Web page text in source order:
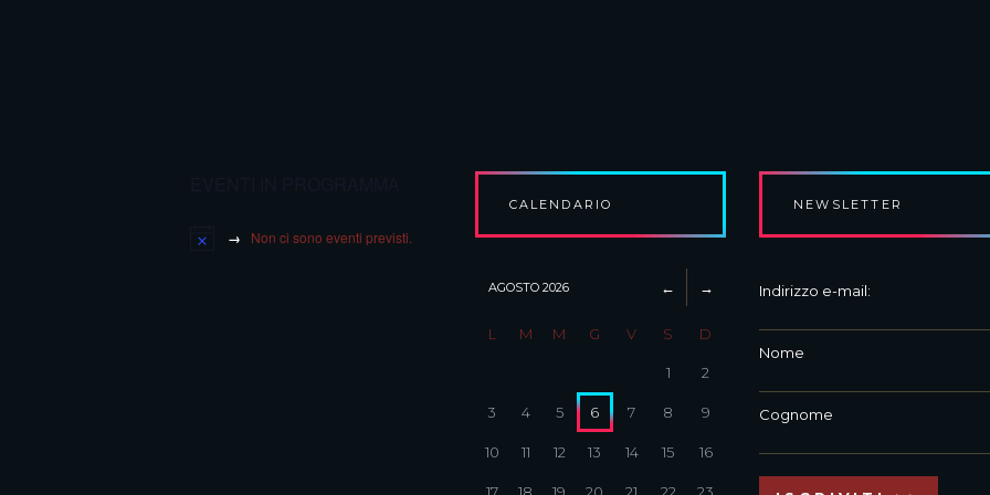
Non ci sono eventi previsti.
CALENDARIO
AGOSTO 2026
L M M G V S D
1 2
3 4 5 6 7 8 9
10 11 12 13 14 15 16
NEWSLETTER
Indirizzo e-mail:
Nome
Cognome